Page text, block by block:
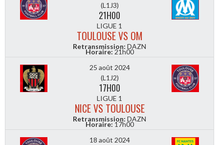
(L1J3)
21H00
LIGUE 1
TOULOUSE VS OM
Retransmission: DAZN
Horaire:21h00
25 août 2024
(L1J2)
17H00
LIGUE 1
NICE VS TOULOUSE
Retransmission: DAZN
Horaire:17h00
18 août 2024